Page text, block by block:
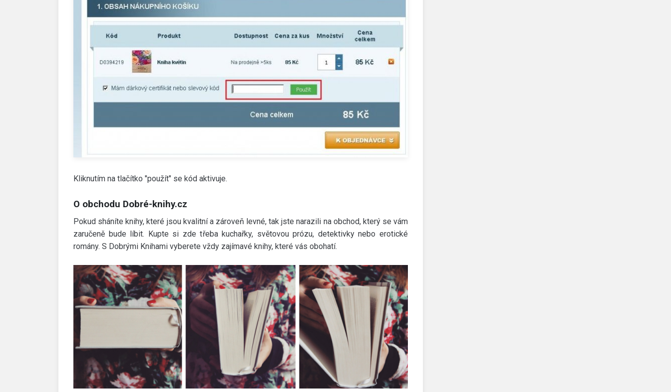
Kliknutím na tlačítko "použít" se kód aktivuje.
O obchodu Dobré-knihy.cz
Pokud sháníte knihy, které jsou kvalitní a zároveň levné, tak jste narazili na obchod, který se vám
zaručeně bude líbit. Kupte si zde třeba kuchařky, světovou prózu, detektivky nebo erotické
romány. S Dobrými Knihami vyberete vždy zajímavé knihy, které vás obohatí.